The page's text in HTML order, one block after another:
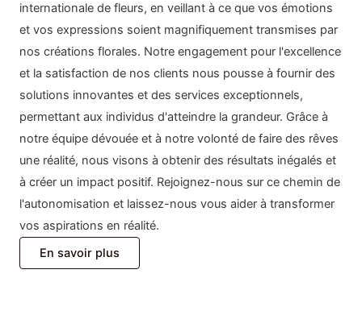
internationale de fleurs, en veillant à ce que vos émotions
et vos expressions soient magnifiquement transmises par
nos créations florales. Notre engagement pour l'excellence
et la satisfaction de nos clients nous pousse à fournir des
solutions innovantes et des services exceptionnels,
permettant aux individus d'atteindre la grandeur. Grâce à
notre équipe dévouée et à notre volonté de faire des rêves
une réalité, nous visons à obtenir des résultats inégalés et
à créer un impact positif. Rejoignez-nous sur ce chemin de
l'autonomisation et laissez-nous vous aider à transformer
vos aspirations en réalité.
En savoir plus